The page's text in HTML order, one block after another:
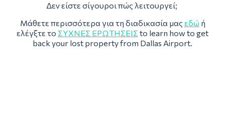
Δεν είστε σίγουροι πώς λειτουργεί;
Μάθετε περισσότερα για τη διαδικασία μας εδώ ή
ελέγξτε το ΣΥΧΝΈΣ ΕΡΩΤΉΣΕΙΣ to learn how to get
back your lost property from Dallas Airport.